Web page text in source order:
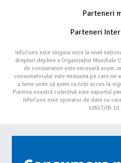
Parteneri
Parteneri
InfoCons este singura voce la nivel
drepturi depline a Organizației Mondiale
de consumatori este necesară acum,
consumatorului este misiunea pe care ne-
o lume unde să avem cu toții acces la
Puterea noastră colectivă este suportul
InfoCons este operator de date cu
12617/